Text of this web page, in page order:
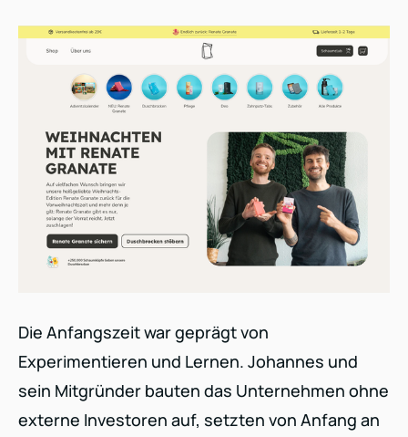
Die Anfangszeit war geprägt von
Experimentieren und Lernen. Johannes und
sein Mitgründer bauten das Unternehmen ohne
externe Investoren auf, setzten von Anfang an